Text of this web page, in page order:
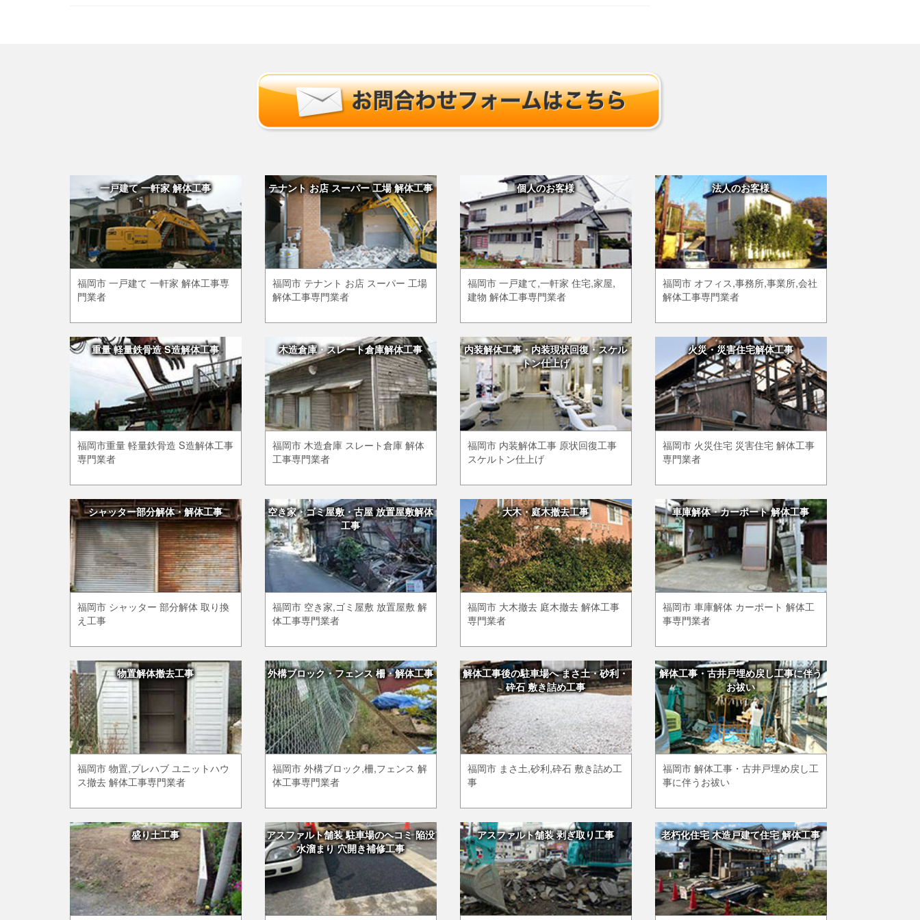
一戸建て 一軒家 解体工事
福岡市 一戸建て 一軒家 解体工事専
門業者
テナント お店 スーパー 工場 解体工事
福岡市 テナント お店 スーパー 工場
解体工事専門業者
個人のお客様
福岡市 一戸建て,一軒家 住宅,家屋,
建物 解体工事専門業者
法人のお客様
福岡市 オフィス,事務所,事業所,会社
解体工事専門業者
重量 軽量鉄骨造 S造解体工事
福岡市重量 軽量鉄骨造 S造解体工事
専門業者
木造倉庫・スレート倉庫解体工事
福岡市 木造倉庫 スレート倉庫 解体
工事専門業者
内装解体工事・内装現状回復・スケル
トン仕上げ
福岡市 内装解体工事 原状回復工事
スケルトン仕上げ
火災・災害住宅解体工事
福岡市 火災住宅 災害住宅 解体工事
専門業者
シャッター部分解体・解体工事
福岡市 シャッター 部分解体 取り換
え工事
空き家・ゴミ屋敷・古屋 放置屋敷解体
工事
福岡市 空き家,ゴミ屋敷 放置屋敷 解
体工事専門業者
大木・庭木撤去工事
福岡市 大木撤去 庭木撤去 解体工事
専門業者
車庫解体・カーポート 解体工事
福岡市 車庫解体 カーポート 解体工
事専門業者
物置解体撤去工事
福岡市 物置,プレハブ ユニットハウ
ス撤去 解体工事専門業者
外構ブロック・フェンス 柵・解体工事
福岡市 外構ブロック,柵,フェンス 解
体工事専門業者
解体工事後の駐車場へ まさ土・砂利・
砕石 敷き詰め工事
福岡市 まさ土,砂利,砕石 敷き詰め工
事
解体工事・古井戸埋め戻し工事に伴う
お祓い
福岡市 解体工事・古井戸埋め戻し工
事に伴うお祓い
盛り土工事
アスファルト舗装 駐車場のヘコミ 陥没
水溜まり 穴開き補修工事
アスファルト舗装 剥ぎ取り工事 老朽化住宅 木造戸建て住宅 解体工事